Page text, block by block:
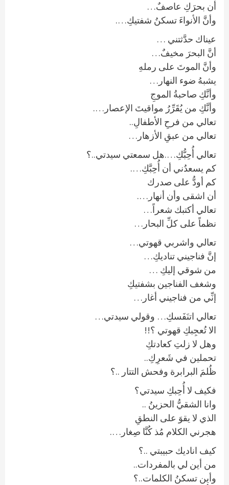
أن بحرَكِ عاصفٌ…
وأنَّ الأنواءَ تسكنُ شفتيكِ….
عيناك حدَّثتني …
أنَّ البحرَ مخيفٌ…
وأنَّ الموتَ على رملهِ
يشبهُ ضوء النهار…
وأنَّكِ صاحبةُ الموجِ
وأنَّكِ من يُقَرِّرُ مواقيتَ الإعصار….
تعالي من فرحِ الأطفالِ..
تعالي من عبقِ الأزهار…
تعالي أُحِبُّكِ….هل سمعتي سيدتي..؟
كم يسعدُني أن أُحِبَّكِ….
كم أودُّ على صدرك
أن اشقى وأن أنهار….
تعالي أكتبك شعراً…
نظماً على كلِّ البحار…
تعالي واشربي قهوتي…
إنَّ فناجيني تناديكِ…
من شوقي إليكِ …
وشغف الفناجين بشفتيكِ
إنِّي من فناجيني أغار…
تعالي اتنَفَسكِ… وقولي سيدتي…
الا تُعجِبكِ قهوتي ؟!!
وهل لا زلتِ كعادتكِ
تحملين في شَعرِكِ..
ظُلمَ البرابرة وفحش التتار ..؟
فكيف لا أُحِبكِ سيدتي؟
وانا الشقيُّ الحزينُ ..
الذي لا يقوَ على النطقِ
هجرني الكلام مُذ كُنَّا صِغار….
كيف اناديك حبيبتي ..؟
من أين لي بالمفردات..
وأين تسكنُ الكلمات..؟